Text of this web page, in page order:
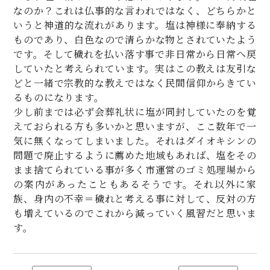
なのか？これは仏事的な言われではなく、どちらかと
いうと神道的な流れがあります。塩は神様に奉納する
ものであり、白色なので清らかな物とされていたよう
です。そして穢れを払い落す事で非日常から日常へ戻
していたと考えられています。実はこの教えは友引な
どと一緒で宗教的な教えではなく民間信仰からきてい
るものになります。
少し前までは必ず会葬礼状に塩が同封していたのを覚
えておられる方も多いかと思いますが、ここ数年で一
気に無くなってしまいました。それはダイオキシンの
問題で廃止するように薦めた地域もあれば、塩をその
まま捨てられている事が多く市運営のゴミ処理場から
の案内があったこともあるそうです。それ以外に家
族、身内の不幸＝穢れと考える事に対して、反対の方
も増えているのでこれから減っていく風習だと思いま
す。